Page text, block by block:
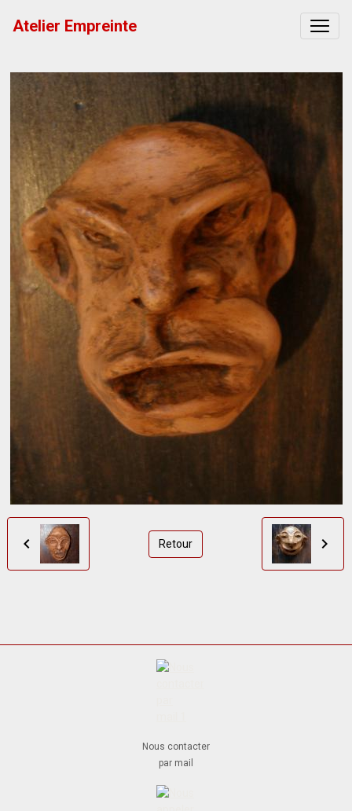
Atelier Empreinte
Retour
Nous contacter
par mail